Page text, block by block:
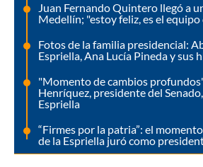
Juan Fernando Quintero llegó a
Medellín; "estoy feliz, es el equipo
Fotos de la familia presidencial:
Espriella, Ana Lucía Pineda y sus
"Momento de cambios
Henríquez, presidente del
Espriella
“Firmes por la patria”: el
de la Espriella juró como